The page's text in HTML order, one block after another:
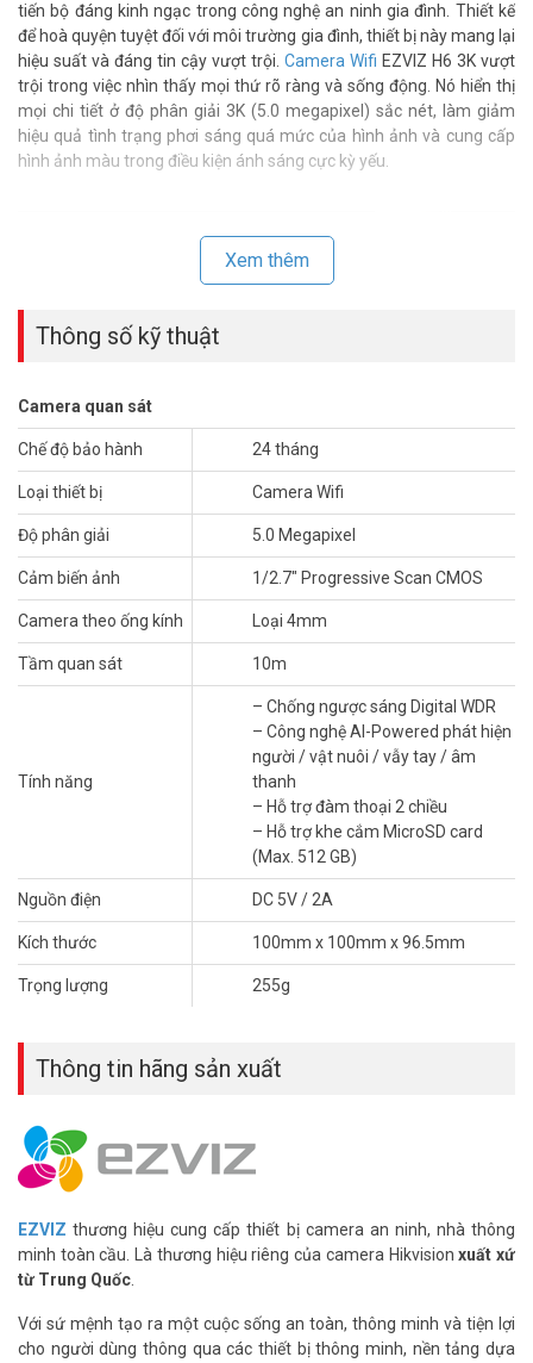
tiến bộ đáng kinh ngạc trong công nghệ an ninh gia đình. Thiết kế
để hoà quyện tuyệt đối với môi trường gia đình, thiết bị này mang lại
hiệu suất và đáng tin cậy vượt trội. Camera Wifi EZVIZ H6 3K vượt
trội trong việc nhìn thấy mọi thứ rõ ràng và sống động. Nó hiển thị
mọi chi tiết ở độ phân giải 3K (5.0 megapixel) sắc nét, làm giảm
hiệu quả tình trạng phơi sáng quá mức của hình ảnh và cung cấp
hình ảnh màu trong điều kiện ánh sáng cực kỳ yếu.
Camera EZVIZ
H6 3K không dây WiFi sẽ là người bảo vệ hoàn hảo
mới được ra mắt với phong cách chuyên nghiệp. EZVIZ H6 3K được
thiết kế để bảo vệ cả gia đình với sự tiện lợi hơn nữa. Chất lượng
video tuyệt vời, nhiều tính năng phát hiện AI độc đáo và khả năng
tương thích rộng với các hệ thống nhà thông minh hiện có, tất cả
đều khiến camera trở thành một lựa chọn an ninh không thể bỏ
qua.
Độ nét 3K Plus siêu rõ nét 5.0MP – Phục hồi
Nâng cấp điểm ảnh siêu rõ nét với độ phân giải có thể lên đến
2560x1440px, chất lượng hình ảnh, tinh tế hơn. Hình ảnh rõ ràng
với thuật toán khử nhiễu thông minh, hình ảnh không bị nhiễu, tự
nhiên và chân thực hơn.
Khả năng xoay 360 độ linh hoạt
Camera H6 3K
có khả năng xoay 360 độ ngang và 90 độ dọc, giúp
giám sát toàn bộ không gian một cách toàn diện. Bạn có thể điều
EZVIZ, đảm bảo không bỏ lỡ bất kỳ góc quan trọng nào. Khả năng
xoay linh hoạt này là một điểm mạnh đáng kể của Camera H6 3K,
vùng giám sát.
Xem thêm
Thông số kỹ thuật
Camera quan sát
Chế độ bảo hành 24 tháng
Loại thiết bị Camera Wifi
Độ phân giải 5.0 Megapixel
Cảm biến ảnh 1/2.7″ Progressive Scan CMOS
Camera theo ống kính Loại 4mm
Tầm quan sát 10m
Tính năng
– Chống ngược sáng Digital WDR
– Công nghệ AI-Powered phát hiện
người / vật nuôi / vẫy tay / âm
thanh
– Hỗ trợ đàm thoại 2 chiều
– Hỗ trợ khe cắm MicroSD card
(Max. 512 GB)
Nguồn điện DC 5V / 2A
Kích thước 100mm x 100mm x 96.5mm
Trọng lượng 255g
Thông tin hãng sản xuất
EZVIZ thương hiệu cung cấp thiết bị camera an ninh, nhà thông
minh toàn cầu. Là thương hiệu riêng của camera Hikvisionxuất xứ
từ Trung Quốc
Với sứ mệnh tạo ra một cuộc sống an toàn, thông minh và tiện lợi
cho người dùng thông qua các thiết bị thông minh, nền tảng dựa